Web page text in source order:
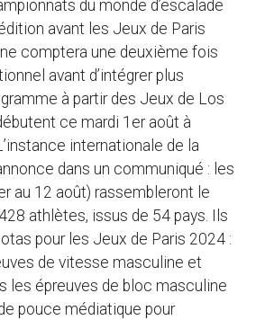
du monde d’escalade
avant les Jeux de Paris
comptera une deuxième fois
avant d’intégrer plus
à partir des Jeux de Los
ce mardi 1er août à
internationale de la
dans un communiqué : les
au 12 août) rassembleront le
athlètes, issus de 54 pays. Ils
pour les Jeux de Paris 2024 :
de vitesse masculine et
les épreuves de bloc masculine
pouce médiatique pour